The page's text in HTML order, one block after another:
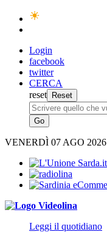
Login
facebook
twitter
CERCA
reset
VENERDÌ 07 AGO 2026
Leggi il quotidiano